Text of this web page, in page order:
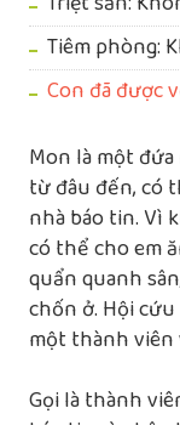
Tiêm phòng:
Con đã được
Mon là một
từ đâu đến, có
nhà báo tin. Vì
có thể cho em
quẩn quanh
chốn ở. Hội
một thành viên
Gọi là thành